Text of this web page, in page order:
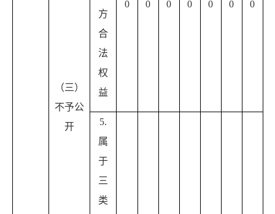
（三）
不予公
开
方
合
法
权
益
0 0 0 0 0 0 0
5.
属
于
三
类